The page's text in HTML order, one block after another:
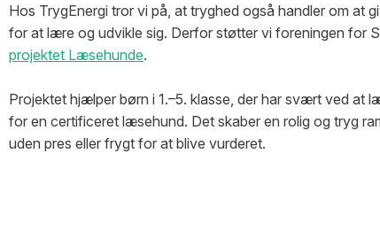
Hos TrygEnergi tror vi på, at tryghed også handler om at
for at lære og udvikle sig. Derfor støtter vi foreningen for
projektet Læsehunde.
Projektet hjælper børn i 1.–5. klasse, der har svært ved at
for en certificeret læsehund. Det skaber en rolig og tryg
uden pres eller frygt for at blive vurderet.